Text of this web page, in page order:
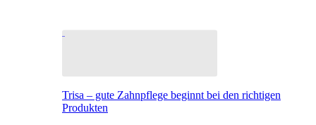
Trisa – gute Zahnpflege beginnt bei den richtigen
Produkten